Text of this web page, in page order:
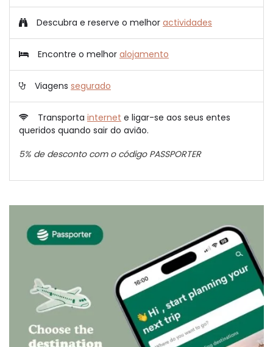
Descubra e reserve o melhor actividades
Encontre o melhor alojamento
Viagens segurado
Transporta internet e ligar-se aos seus entes
queridos quando sair do avião.
5% de desconto com o código PASSPORTER